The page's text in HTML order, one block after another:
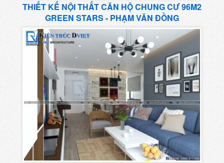
THIẾT KẾ NỘI THẤT CĂN HỘ CHUNG CƯ 96M2
GREEN STARS - PHẠM VĂN ĐỒNG